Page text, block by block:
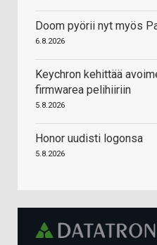
Doom pyörii nyt myös
6.8.2026
Keychron kehittää
firmwarea pelihiiriin
5.8.2026
Honor uudisti logonsa
5.8.2026